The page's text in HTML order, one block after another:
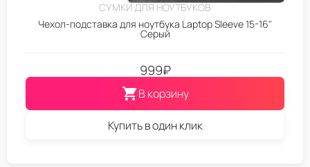
СУМКИ ДЛЯ НОУТБУКОВ
Чехол-подставка для ноутбука Laptop Sleeve 15-16"
Серый
999₽
В корзину
Купить в один клик